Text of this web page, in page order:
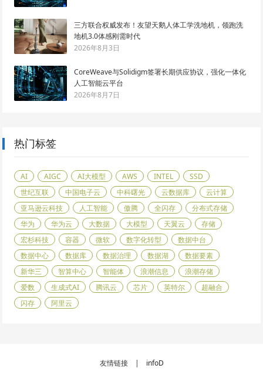
三方联合权威发布！友望天鹅人体工学洗地机，领跑洗
地机3.0体感刚需时代
2026年8月3日
CoreWeave与Solidigm签署长期供应协议，强化一体化
人工智能云平台
2026年8月7日
热门标签
AI AIGC AI大模型 AWS INTEL
SSD
世纪互联
中国电子云 中科曙光 云数据库
云计算
亚马逊云科技
人工智能 傲腾 全闪存
分布式存储
华为
华为云 大数据 大模型 天翼云
存储
宏杉科技
容器 微软 数字化转型
数据中台
数据中心
数据库 数据治理 数据湖
数据要素
新华三
智算中心 智能体 浪潮信息
浪潮存储
爱数
生成式AI 腾讯云 芯片 英特尔
超融合
闪存
阿里云
友情链接 | infoD